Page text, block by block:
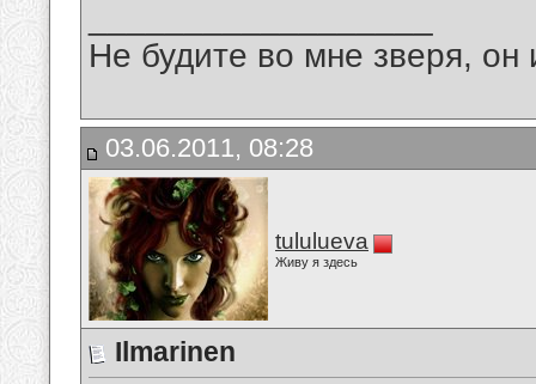
Не будите во мне зверя, он
03.06.2011, 08:28
tululueva
Живу я здесь
Ilmarinen